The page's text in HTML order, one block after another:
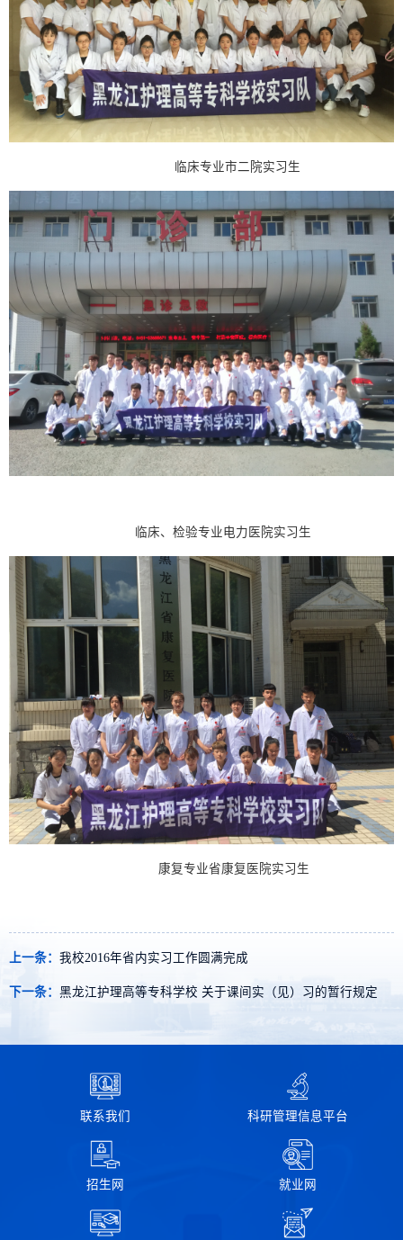
临床专业市二院实习生
临床、检验专业电力医院实习生
康复专业省康复医院实习生
上一条： 我校2016年省内实习工作圆满完成
下一条： 黑龙江护理高等专科学校 关于课间实（见）习的暂行规定
联系我们 科研管理信息平台
招生网 就业网